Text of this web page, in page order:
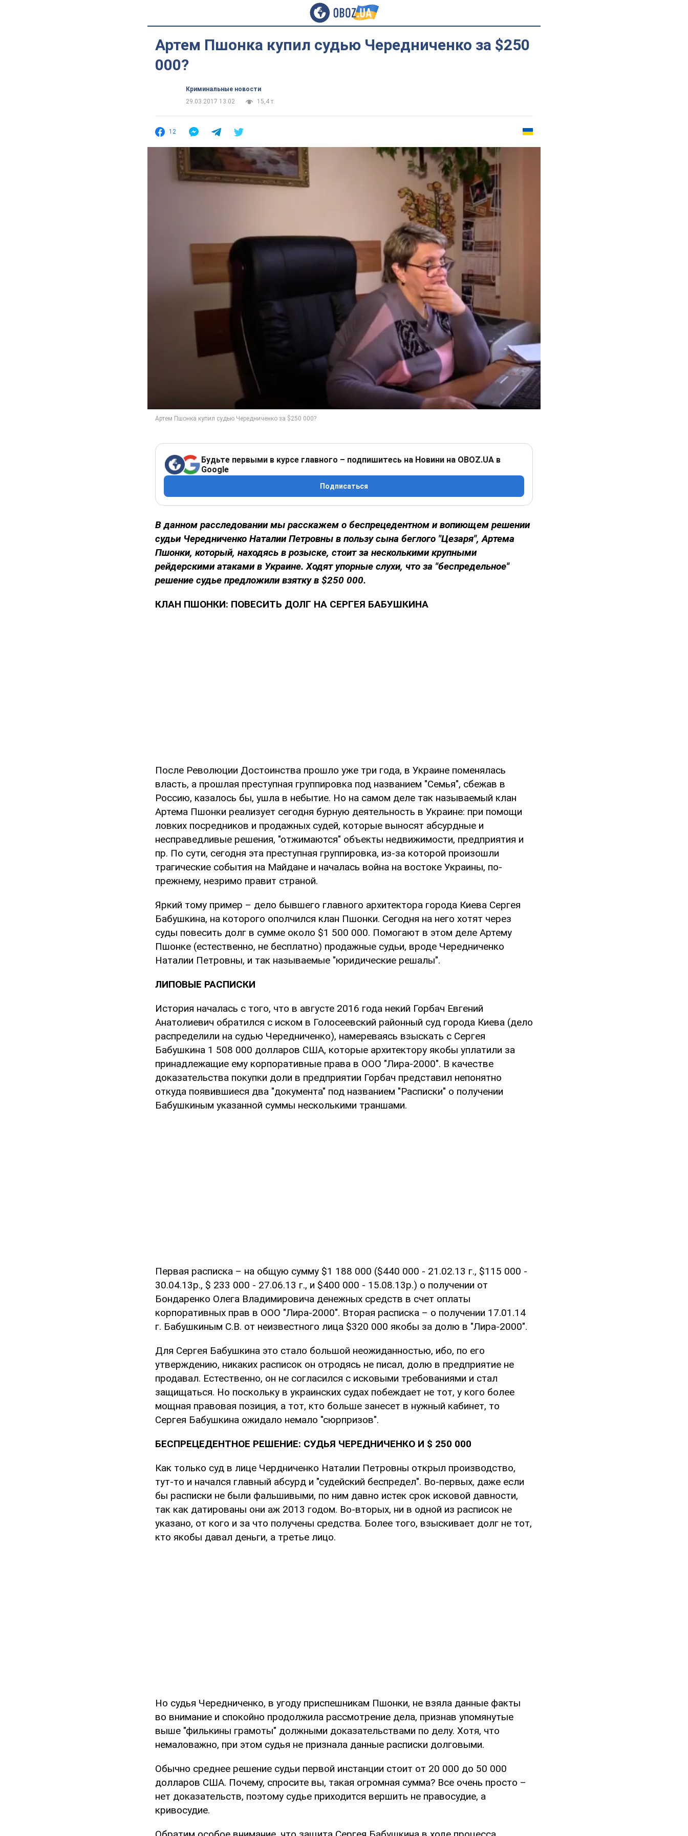
Артем Пшонка купил судью Чередниченко за $250
000?
Криминальные новости
29.03.2017 13:02
15,4 т.
12
Будьте первыми в курсе главного – подпишитесь на Новини на OBOZ.UA в
Google
Подписаться
В данном расследовании мы расскажем о беспрецедентном и вопиющем решении
судьи Чередниченко Наталии Петровны в пользу сына беглого "Цезаря", Артема
Пшонки, который, находясь в розыске, стоит за несколькими крупными
рейдерскими атаками в Украине. Ходят упорные слухи, что за "беспредельное"
решение судье предложили взятку в $250 000.
КЛАН ПШОНКИ: ПОВЕСИТЬ ДОЛГ НА СЕРГЕЯ БАБУШКИНА
После Революции Достоинства прошло уже три года, в Украине поменялась
власть, а прошлая преступная группировка под названием "Семья", сбежав в
Россию, казалось бы, ушла в небытие. Но на самом деле так называемый клан
Артема Пшонки реализует сегодня бурную деятельность в Украине: при помощи
ловких посредников и продажных судей, которые выносят абсурдные и
несправедливые решения, "отжимаются" объекты недвижимости, предприятия и
пр. По сути, сегодня эта преступная группировка, из-за которой произошли
трагические события на Майдане и началась война на востоке Украины, по-
прежнему, незримо правит страной.
Яркий тому пример – дело бывшего главного архитектора города Киева Сергея
Бабушкина, на которого ополчился клан Пшонки. Сегодня на него хотят через
суды повесить долг в сумме около $1 500 000. Помогают в этом деле Артему
Пшонке (естественно, не бесплатно) продажные судьи, вроде Чередниченко
Наталии Петровны, и так называемые "юридические решалы".
ЛИПОВЫЕ РАСПИСКИ
История началась с того, что в августе 2016 года некий Горбач Евгений
Анатолиевич обратился с иском в Голосеевский районный суд города Киева (дело
распределили на судью Чередниченко), намереваясь взыскать с Сергея
Бабушкина 1 508 000 долларов США, которые архитектору якобы уплатили за
принадлежащие ему корпоративные права в ООО "Лира-2000". В качестве
доказательства покупки доли в предприятии Горбач представил непонятно
откуда появившиеся два "документа" под названием "Расписки" о получении
Бабушкиным указанной суммы несколькими траншами.
Первая расписка – на общую сумму $1 188 000 ($440 000 - 21.02.13 г., $115 000 -
30.04.13р., $ 233 000 - 27.06.13 г., и $400 000 - 15.08.13р.) о получении от
Бондаренко Олега Владимировича денежных средств в счет оплаты
корпоративных прав в ООО "Лира-2000". Вторая расписка – о получении 17.01.14
г. Бабушкиным С.В. от неизвестного лица $320 000 якобы за долю в "Лира-2000".
Для Сергея Бабушкина это стало большой неожиданностью, ибо, по его
утверждению, никаких расписок он отродясь не писал, долю в предприятие не
продавал. Естественно, он не согласился с исковыми требованиями и стал
защищаться. Но поскольку в украинских судах побеждает не тот, у кого более
мощная правовая позиция, а тот, кто больше занесет в нужный кабинет, то
Сергея Бабушкина ожидало немало "сюрпризов".
БЕСПРЕЦЕДЕНТНОЕ РЕШЕНИЕ: СУДЬЯ ЧЕРЕДНИЧЕНКО И $ 250 000
Как только суд в лице Чердниченко Наталии Петровны открыл производство,
тут-то и начался главный абсурд и "судейский беспредел". Во-первых, даже если
бы расписки не были фальшивыми, по ним давно истек срок исковой давности,
так как датированы они аж 2013 годом. Во-вторых, ни в одной из расписок не
указано, от кого и за что получены средства. Более того, взыскивает долг не тот,
кто якобы давал деньги, а третье лицо.
Но судья Чередниченко, в угоду приспешникам Пшонки, не взяла данные факты
во внимание и спокойно продолжила рассмотрение дела, признав упомянутые
выше "филькины грамоты" должными доказательствами по делу. Хотя, что
немаловажно, при этом судья не признала данные расписки долговыми.
Обычно среднее решение судьи первой инстанции стоит от 20 000 до 50 000
долларов США. Почему, спросите вы, такая огромная сумма? Все очень просто –
нет доказательств, поэтому судье приходится вершить не правосудие, а
кривосудие.